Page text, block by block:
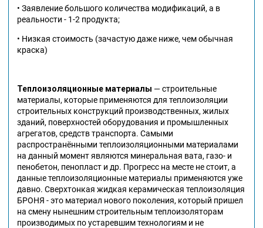
• Заявление большого количества модификаций, а в
реальности - 1-2 продукта;
• Низкая стоимость (зачастую даже ниже, чем обычная
краска)
Теплоизоляционные материалы — строительные
материалы, которые применяются для теплоизоляции
строительных конструкций производственных, жилых
зданий, поверхностей оборудования и промышленных
агрегатов, средств транспорта. Самыми
распространёнными теплоизоляционными материалами
на данный момент являются минеральная вата, газо- и
пенобетон, пенопласт и др. Прогресс на месте не стоит, а
данные теплоизоляционные материалы применяются уже
давно. Сверхтонкая жидкая керамическая теплоизоляция
БРОНЯ - это материал нового поколения, который пришел
на смену нынешним строительным теплоизоляторам
производимых по устаревшим технологиям и не